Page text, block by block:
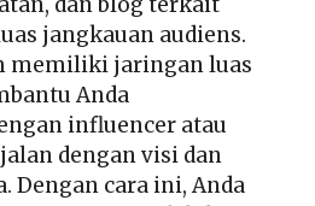
jangkauan audiens.
memiliki jaringan luas
Anda
influencer atau
dengan visi dan
Dengan cara ini, Anda